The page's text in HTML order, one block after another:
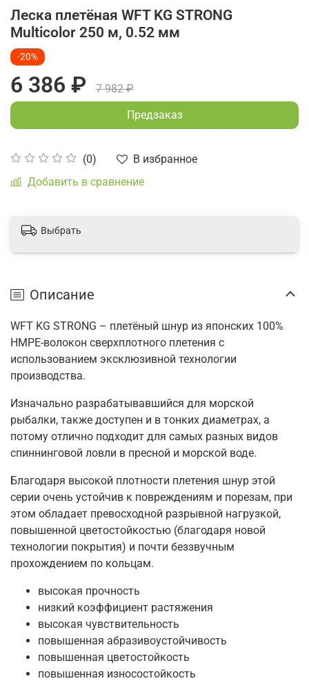
Леска плетёная WFT KG STRONG
Multicolor 250 м, 0.52 мм
(0)
В избранное
Добавить в сравнение
-20%
6 386 ₽
7 982 ₽
Предзаказ
Выбрать
Описание
WFT KG STRONG – плетёный шнур из японских 100%
HMPE-волокон сверхплотного плетения с
использованием эксклюзивной технологии
производства.
Изначально разрабатывавшийся для морской
рыбалки, также доступен и в тонких диаметрах, а
потому отлично подходит для самых разных видов
спиннинговой ловли в пресной и морской воде.
Благодаря высокой плотности плетения шнур этой
серии очень устойчив к повреждениям и порезам, при
этом обладает превосходной разрывной нагрузкой,
повышенной цветостойкостью (благодаря новой
технологии покрытия) и почти беззвучным
прохождением по кольцам.
высокая прочность
низкий коэффициент растяжения
высокая чувствительность
повышенная абразивоустойчивость
повышенная цветостойкость
повышенная износостойкость